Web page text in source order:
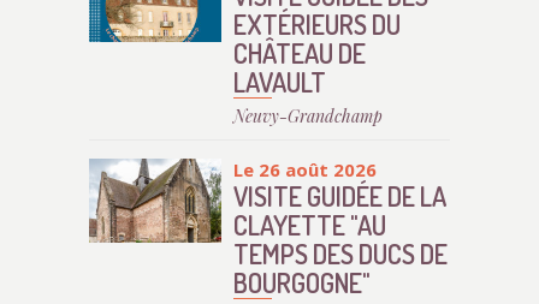
EXTÉRIEURS DU
CHÂTEAU DE
LAVAULT
Neuvy-Grandchamp
Le 26 août 2026
VISITE GUIDÉE DE LA
CLAYETTE "AU
TEMPS DES DUCS DE
BOURGOGNE"